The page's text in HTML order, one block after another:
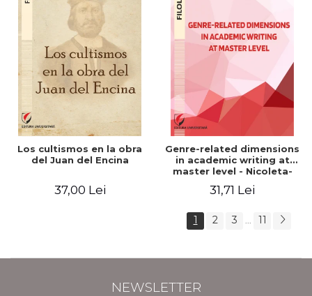
Los cultismos en la obra
del Juan del Encina
37,00 Lei
Genre-related dimensions
in academic writing at
master level - Nicoleta-
31,71 Lei
1 2 3 ... 11
NEWSLETTER